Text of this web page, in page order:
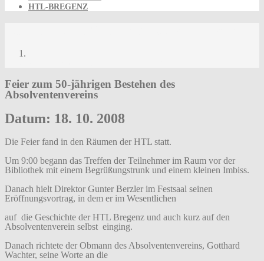
HTL-BREGENZ
Feier zum 50-jährigen Bestehen des
Absolventenvereins
Datum: 18. 10. 2008
Die Feier fand in den Räumen der HTL statt.
Um 9:00 begann das Treffen der Teilnehmer im Raum vor der
Bibliothek mit einem Begrüßungstrunk und einem kleinen Imbiss.
Danach hielt Direktor Gunter Berzler im Festsaal seinen
Eröffnungsvortrag, in dem er im Wesentlichen
auf die Geschichte der HTL Bregenz und auch kurz auf den
Absolventenverein selbst einging.
Danach richtete der Obmann des Absolventenvereins, Gotthard
Wachter, seine Worte an die